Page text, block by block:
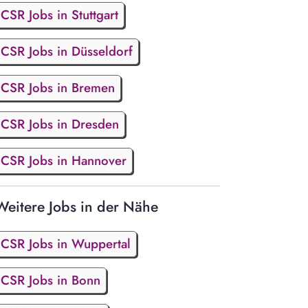
CSR Jobs in Stuttgart
CSR Jobs in Düsseldorf
CSR Jobs in Bremen
CSR Jobs in Dresden
CSR Jobs in Hannover
Jobs in der Nähe
CSR Jobs in Wuppertal
CSR Jobs in Bonn